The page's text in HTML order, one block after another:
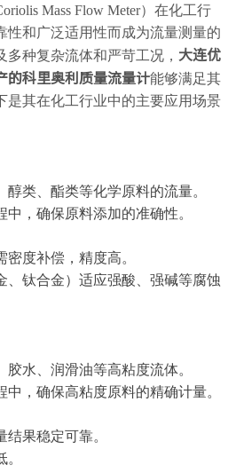
Mass Flow Meter）在化工行
性和广泛适用性而成为流量测量的
种复杂流体和严苛工况， 大连优
的科里奥利质量流量计能够满足其
是其在化工行业中的主要应用场景
类、酯类等化学原料的流量。
，确保原料添加的准确性。
度补偿，精度高。
、钛合金）适应强酸、强碱等腐蚀
水、润滑油等高粘度流体。
，确保高粘度原料的精确计量。
果稳定可靠。